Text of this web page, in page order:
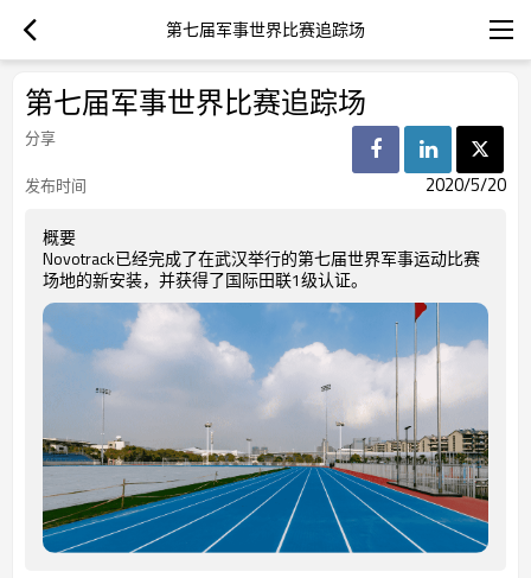
第七届军事世界比赛追踪场
第七届军事世界比赛追踪场
分享
发布时间
2020/5/20
概要
Novotrack已经完成了在武汉举行的第七届世界军事运动比赛
场地的新安装，并获得了国际田联1级认证。